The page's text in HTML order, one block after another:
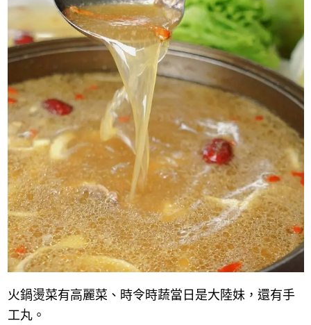
火鍋燙菜有高麗菜、時令時蔬當日是大陸妹，還有手
工丸。